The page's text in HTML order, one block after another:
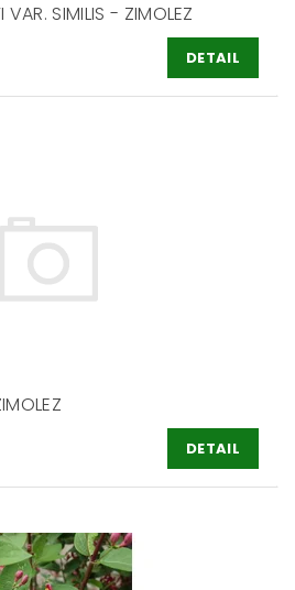
VAR. SIMILIS - ZIMOLEZ
DETAIL
DETAIL